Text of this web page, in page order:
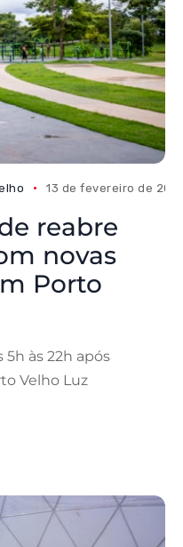
13 de fevereiro de
reabre
novas
Porto
5h às 22h após
Velho Luz